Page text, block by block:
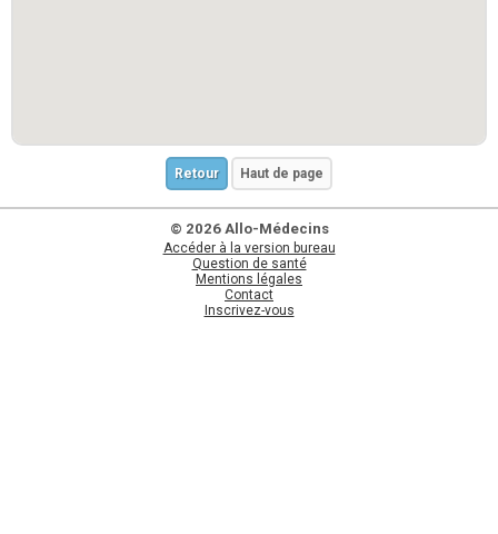
Retour Haut de page
© 2026 Allo-Médecins
Accéder à la version bureau
Question de santé
Mentions légales
Contact
Inscrivez-vous